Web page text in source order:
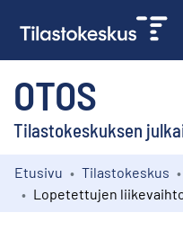
OTOS
Tilastokeskuksen
Kokoelmat
Etusivu Tilastokeskus